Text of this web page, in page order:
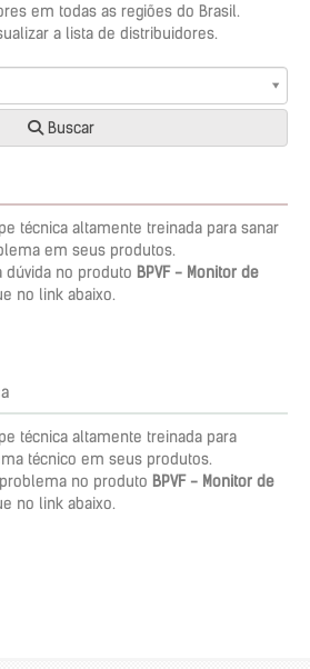
em todas as regiões do Brasil.
a lista de distribuidores.
Buscar
técnica altamente treinada para sanar
em seus produtos.
dúvida no produto BPVF - Monitor de
no link abaixo.
técnica altamente treinada para
técnico em seus produtos.
no produto BPVF - Monitor de
no link abaixo.